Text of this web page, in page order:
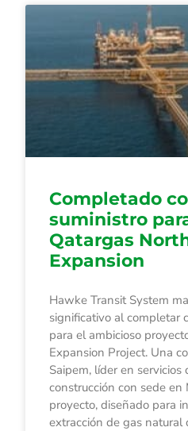
Completado
suministro
Qatargas
Expansion
Hawke Transit System
significativo al completar
para el ambicioso
Expansion Project. Una
Saipem, líder en servicios
construcción con sede en
proyecto, diseñado para
extracción de gas natural